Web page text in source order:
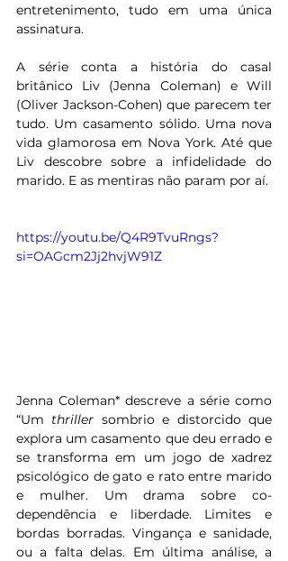
entretenimento, tudo em uma única
assinatura.
A série conta a história do casal
britânico Liv (Jenna Coleman) e Will
(Oliver Jackson-Cohen) que parecem ter
tudo. Um casamento sólido. Uma nova
vida glamorosa em Nova York. Até que
Liv descobre sobre a infidelidade do
marido. E as mentiras não param por aí.
https://youtu.be/Q4R9TvuRngs?
si=OAGcm2Jj2hvjW91Z
Jenna Coleman* descreve a série como
“Um thriller sombrio e distorcido que
explora um casamento que deu errado e
se transforma em um jogo de xadrez
psicológico de gato e rato entre marido
e mulher. Um drama sobre co-
dependência e liberdade. Limites e
bordas borradas. Vingança e sanidade,
ou a falta delas. Em última análise, a